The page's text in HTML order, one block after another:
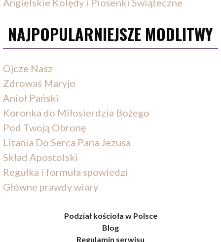
NAJPOPULARNIEJSZE MODLITWY
Ojcze Nasz
Zdrowaś Maryjo
Anioł Pański
Koronka do Miłosierdzia Bożego
Pod Twoją Obronę
Litania Do Serca Pana Jezusa
Skład Apostolski
Regułka i formuła spowiedzi
Główne prawdy wiary
Podział kościoła w Polsce
Blog
Regulamin serwisu